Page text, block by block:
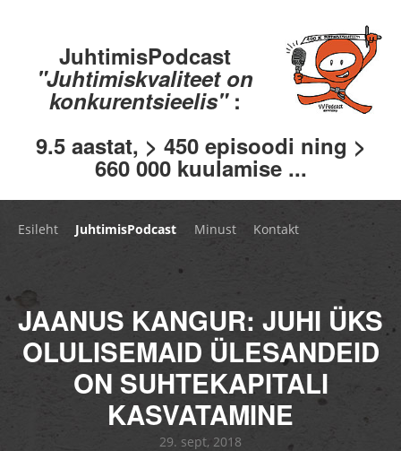
JuhtimisPodcast
"Juhtimiskvaliteet on
konkurentsieelis" :
9.5 aastat, > 450 episoodi ning >
660 000 kuulamise ...
Esileht JuhtimisPodcast Minust Kontakt
JAANUS KANGUR: JUHI ÜKS
OLULISEMAID ÜLESANDEID
ON SUHTEKAPITALI
KASVATAMINE
29. sept, 2018